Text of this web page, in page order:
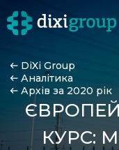
DiXi Group
Аналітика
Архів за 2020 рік
КУРС: